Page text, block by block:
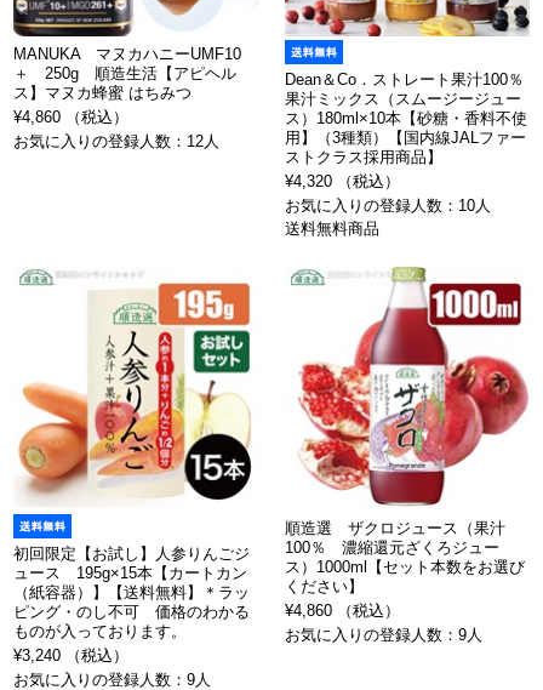
MANUKA マヌカハニーUMF10
＋ 250g 順造生活【アピヘル
ス】マヌカ蜂蜜 はちみつ
¥4,860 （税込）
お気に入りの登録人数：12人
Dean＆Co．ストレート果汁100％
果汁ミックス（スムージージュー
ス）180ml×10本【砂糖・香料不使
用】（3種類）【国内線JALファー
ストクラス採用商品】
¥4,320 （税込）
お気に入りの登録人数：10人
送料無料商品
初回限定【お試し】人参りんごジ
ュース 195g×15本【カートカン
（紙容器）】【送料無料】＊ラッ
ピング・のし不可 価格のわかる
ものが入っております。
¥3,240 （税込）
お気に入りの登録人数：9人
順造選 ザクロジュース（果汁
100％ 濃縮還元ざくろジュー
ス）1000ml【セット本数をお選び
ください】
¥4,860 （税込）
お気に入りの登録人数：9人